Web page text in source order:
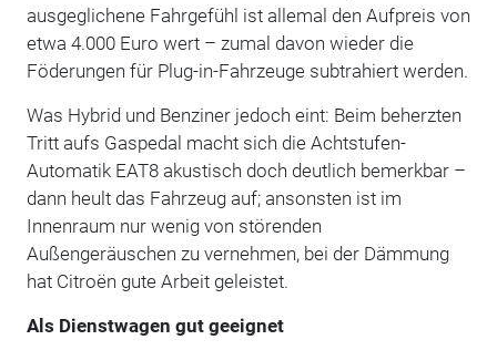
ausgeglichene Fahrgefühl ist allemal den Aufpreis von
etwa 4.000 Euro wert – zumal davon wieder die
Föderungen für Plug-in-Fahrzeuge subtrahiert werden.
Was Hybrid und Benziner jedoch eint: Beim beherzten
Tritt aufs Gaspedal macht sich die Achtstufen-
Automatik EAT8 akustisch doch deutlich bemerkbar –
dann heult das Fahrzeug auf; ansonsten ist im
Innenraum nur wenig von störenden
Außengeräuschen zu vernehmen, bei der Dämmung
hat Citroën gute Arbeit geleistet.
Als Dienstwagen gut geeignet